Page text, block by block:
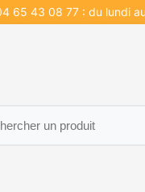
65 43 08 77 : du lundi